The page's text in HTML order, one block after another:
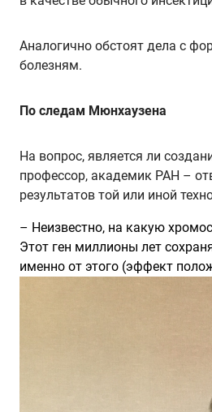
Аналогично обстоят дела с
болезням.
По следам Мюнхаузена
На вопрос, является ли
профессор, академик РАН –
результатов той или иной
– Неизвестно, на какую
Этот ген миллионы лет
именно от этого (эффект